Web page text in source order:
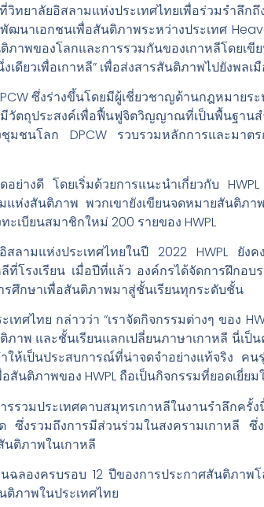
ยาลัยอิสลามแห่งประเทศไทยเพื่อร่วมรำลึ
ฒนาเอกชนเพื่อสันติภาพระหว่างประเทศ
ภาพของโลกและการรวมกันของเกาหลีโดยเ
เดียวเพื่อเกาหลี” เพื่อส่งสารสันติภาพไปยังพลเ
ซึ่งร่างขึ้นโดยมีผู้เชี่ยวชาญด้านกฎหมายร
ถุประสงค์เพื่อฟื้นฟูจิตวิญญาณที่เป็นพื้นฐานส
มชนโลก DPCW รวบรวมหลักการและมาต
อย่างดี โดยเริ่มด้วยการแนะนำเกี่ยวกับ
ห่งสันติภาพ พวกเขายังเขียนจดหมายสันติภา
ะเบียนสมาชิกใหม่ 200 รายของ HWPL
สลามแห่งประเทศไทยในปี 2022 HWPL ยัง
โรงเรียน เมื่อปีที่แล้ว องค์กรได้จัดการฝึกอ
รศึกษาเพื่อสันติภาพมาสู่ชั้นเรียนทุกระดับชั้น
ศไทย กล่าวว่า “เราจัดกิจกรรมต่างๆ ของ
าพ และชั้นเรียนแลกเปลี่ยนภาษาเกาหลี นี่เป็
ห้เป็นประสบการณ์ที่น่าจดจำอย่างแท้จริง คน
นติภาพของ HWPL ถือเป็นกิจกรรมที่ยอดเยี่ย
รวมประเทศคาบสมุทรเกาหลีในงานรำลึกครั้
ซึ่งรวมถึงการมีส่วนร่วมในสงครามเกาหลี ซึ่
ติภาพในเกาหลี
ฉลองครบรอบ 12 ปีของการประกาศสันติภา
ติภาพในประเทศไทย